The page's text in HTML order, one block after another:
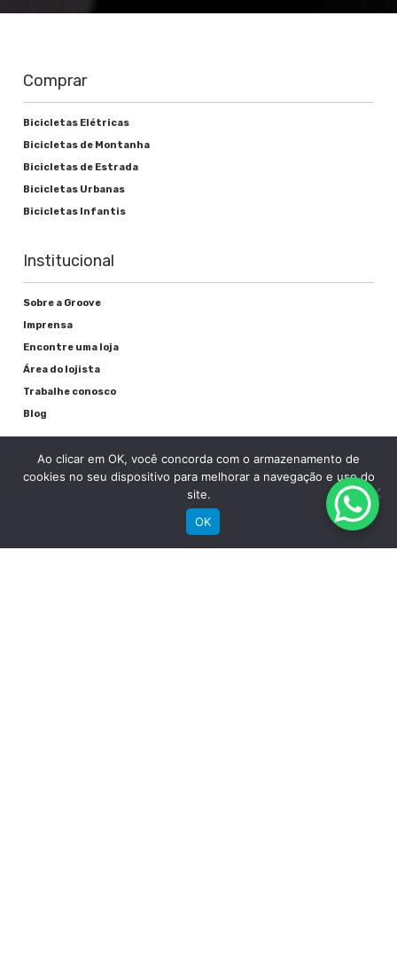
Comprar
Bicicletas Elétricas
Bicicletas de Montanha
Bicicletas de Estrada
Bicicletas Urbanas
Bicicletas Infantis
Institucional
Sobre a Groove
Imprensa
Encontre uma loja
Área do lojista
Trabalhe conosco
Blog
Suporte
Downloads
Ao clicar em OK, você concorda com o armazenamento de
cookies no seu dispositivo para melhorar a navegação e uso do
site.
OK